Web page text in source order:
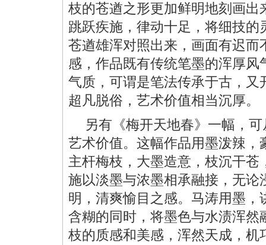
枝的苍遒之形更加鲜明地刻画出
跳跃疾施，律动十足，将细技的
苍遒雄浑对照出来，画面有迟而
感，作品既有传统笔墨的浑厚风
气质，可谓是笔法传承于古，又
超凡脱俗，艺术价值相当沉厚。
另有《梅开天地春》一幅，
艺术价值。这幅作品用墨泼辣，
主杆梅枝，大墨造意，枝沉干苍
施以淡墨与浓墨相承融接，无论
明，清爽愉目之感。马涛用墨，
含糊的同时，将墨色与水渍浑然
枝的质感和美感，浑然天成，机